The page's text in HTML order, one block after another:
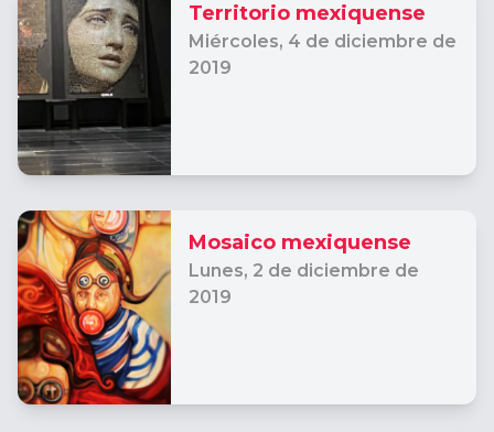
Territorio mexiquense
Miércoles, 4 de diciembre de
2019
Mosaico mexiquense
Lunes, 2 de diciembre de
2019